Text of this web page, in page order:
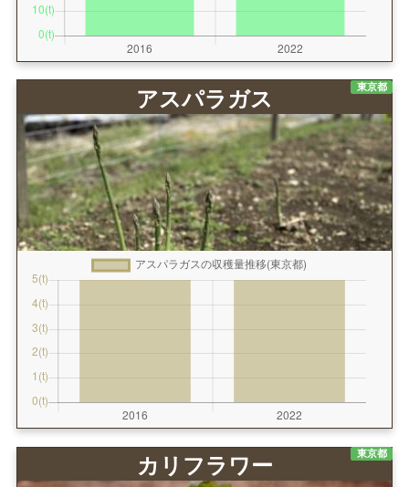
東京都
アスパラガス
東京都
カリフラワー